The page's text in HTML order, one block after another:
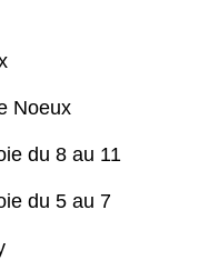
Noeux
du 8 au 11
du 5 au 7